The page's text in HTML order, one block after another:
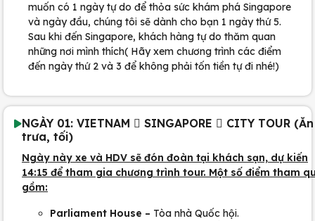
muốn có 1 ngày tự do để thỏa sức khám phá Singapore
và ngày đầu, chúng tôi sẽ dành cho bạn 1 ngày thứ 5.
Sau khi đến Singapore, khách hàng tự do thăm quan
những nơi mình thích( Hãy xem chương trình các điểm
đến ngày thứ 2 và 3 để không phải tốn tiền tự đi nhé!)
NGÀY 01: VIETNAM  SINGAPORE  CITY TOUR (Ăn
trưa, tối)
Ngày này xe và HDV sẽ đón đoàn tại khách sạn, dự kiến
14:15 để tham gia chương trình tour. Một số điểm tham
gồm:
Parliament House – Tòa nhà Quốc hội.